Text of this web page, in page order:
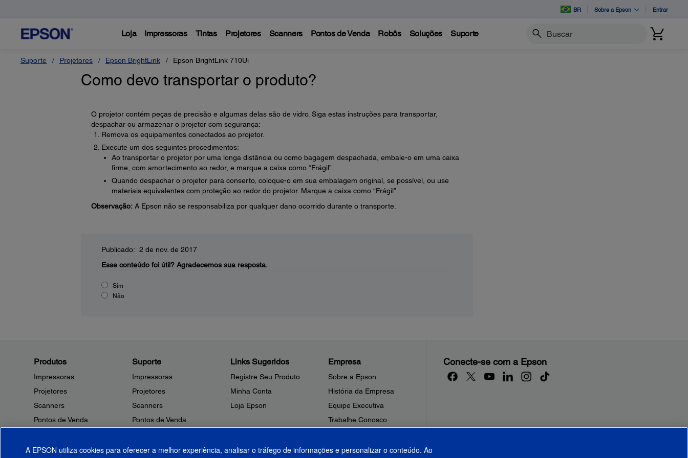
BR Sobre a Epson Entrar
Loja Impressoras Tintas Projetores Scanners Pontos de Venda Robôs Soluções Suporte Buscar
Suporte Projetores Epson BrightLink Epson BrightLink 710Ui
Como devo transportar o produto?
O projetor contém peças de precisão e algumas delas são de vidro. Siga estas instruções para transportar,
despachar ou armazenar o projetor com segurança:
Remova os equipamentos conectados ao projetor.
Execute um dos seguintes procedimentos:
Ao transportar o projetor por uma longa distância ou como bagagem despachada, embale-o em uma caixa
firme, com amortecimento ao redor, e marque a caixa como “Frágil”.
Quando despachar o projetor para conserto, coloque-o em sua embalagem original, se possível, ou use
materiais equivalentes com proteção ao redor do projetor. Marque a caixa como “Frágil”.
Observação:A Epson não se responsabiliza por qualquer dano ocorrido durante o transporte.
Publicado: 2 de nov. de 2017
Esse conteúdo foi útil? Agradecemos sua resposta.
Sim
Não
Produtos
Impressoras
Projetores
Scanners
Pontos de Venda
Microdispositivos
Suporte
Impressoras
Projetores
Scanners
Pontos de Venda
Outros Produtos
Links Sugeridos
Registre Seu Produto
Minha Conta
Loja Epson
Empresa
Sobre a Epson
História da Empresa
Equipe Executiva
Trabalhe Conosco
Fale Conosco
Conecte-se com a Epson
A EPSON utiliza cookies para oferecer a melhor experiência, analisar o tráfego de informações e personalizar o conteúdo. Ao